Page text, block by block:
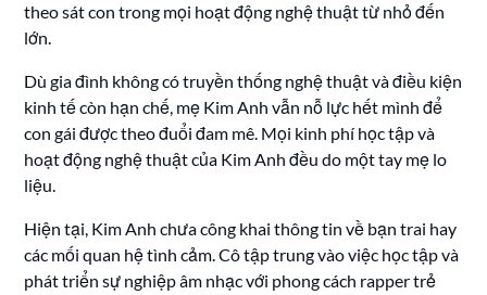
theo sát con trong mọi hoạt động nghệ thuật từ nhỏ đến
lớn.
Dù gia đình không có truyền thống nghệ thuật và điều kiện
kinh tế còn hạn chế, mẹ Kim Anh vẫn nỗ lực hết mình để
con gái được theo đuổi đam mê. Mọi kinh phí học tập và
hoạt động nghệ thuật của Kim Anh đều do một tay mẹ lo
liệu.
Hiện tại, Kim Anh chưa công khai thông tin về bạn trai hay
các mối quan hệ tình cảm. Cô tập trung vào việc học tập và
phát triển sự nghiệp âm nhạc với phong cách rapper trẻ